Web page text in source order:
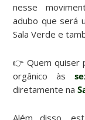
nesse
adubo que será
Sala Verde e
👉 Quem quiser
orgânico às
diretamente na
Além disso,